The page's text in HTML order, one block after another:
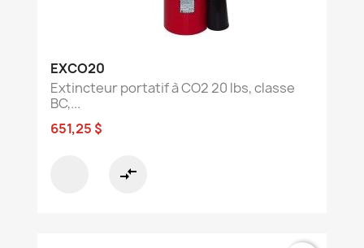
EXCO20
Extincteur portatif à CO2 20 lbs, classe
BC,...
651,25 $
compare_arrows